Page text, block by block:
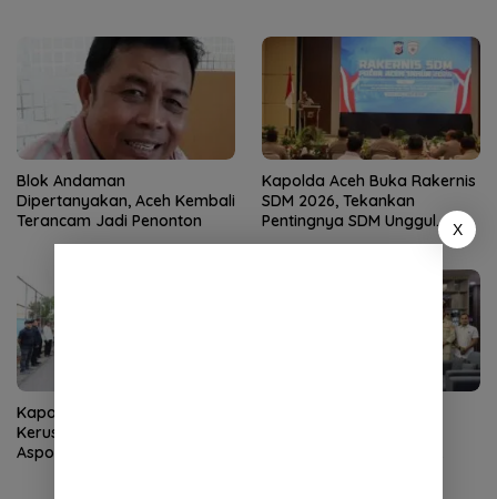
Blok Andaman
Dipertanyakan, Aceh Kembali
Terancam Jadi Penonton
Kapolda Aceh Buka Rakernis
SDM 2026, Tekankan
Pentingnya SDM Unggul
untuk Pelayanan Polri
Kapolda Aceh Tinjau
Kerusakan Rumah Dinas
Aspol Lamteumen I Diterjang
X